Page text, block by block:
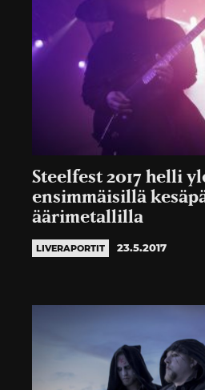
Steelfest 2017 helli
ensimmäisillä
äärimetallilla
LIVERAPORTIT 23.5.2017